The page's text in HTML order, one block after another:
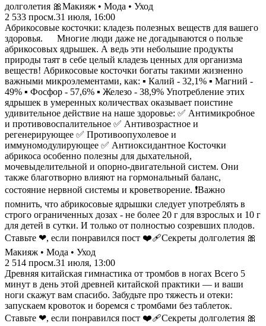
долголетия 🎀Макияж • Мода • Уход
2 533 просм.31 июля, 16:00
Абрикосовые косточки: кладезь полезных веществ для вашего
здоровья. Многие люди даже не догадываются о пользе
абрикосовых ядрышек. А ведь эти небольшие продукты
природы таят в себе целый кладезь ценных для организма
веществ! Абрикосовые косточки богаты такими жизненно
важными микроэлементами, как: ▪️ Калий - 32,1% ▪️ Магний -
49% ▪️ Фосфор - 57,6% ▪️ Железо - 38,9% Употребление этих
ядрышек в умеренных количествах оказывает поистине
удивительное действие на наше здоровье: ✅ Антимикробное
и противовоспалительное ✅ Антивозрастное и
регенерирующее ✅ Противоопухолевое и
иммуномодулирующее ✅ Антиоксидантное Косточки
абрикоса особенно полезны для дыхательной,
мочевыделительной и опорно-двигательной систем. Они
также благотворно влияют на гормональный баланс,
состояние нервной системы и кроветворение. ❗️Важно
помнить, что абрикосовые ядрышки следует употреблять в
строго ограниченных дозах - не более 20 г для взрослых и 10 г
для детей в сутки. И только от полностью созревших плодов.
Ставьте ❤, если понравился пост ❤️‍🩹Секреты долголетия 🎀
Макияж • Мода • Уход
2 514 просм.31 июля, 13:00
Древняя китайская гимнастика от тромбов в ногах Всего 5
минут в день этой древней китайской практики — и ваши
ноги скажут вам спасибо. Забудьте про тяжесть и отеки:
запускаем кровоток и боремся с тромбами без таблеток.
Ставьте ❤, если понравился пост ❤️‍🩹Секреты долголетия 🎀